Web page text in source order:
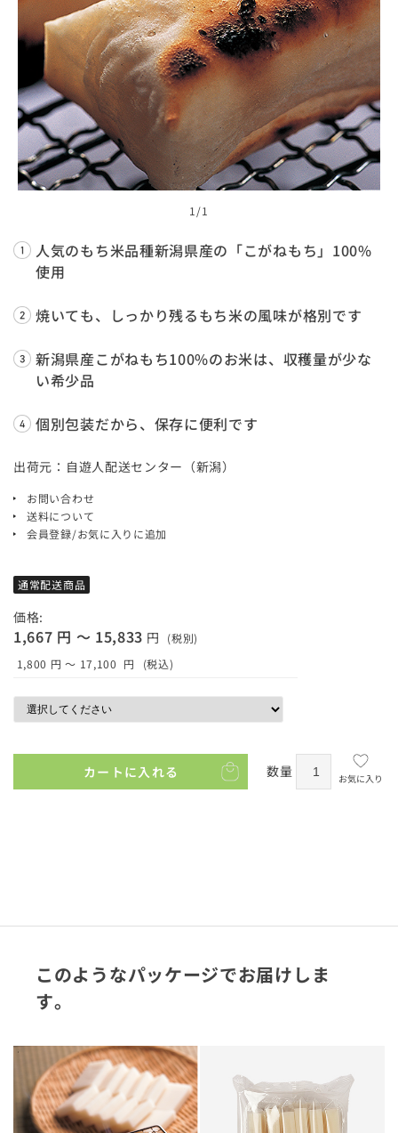
1 /1
人気のもち米品種新潟県産の「こがねもち」100%
使用
焼いても、しっかり残るもち米の風味が格別です
新潟県産こがねもち100%のお米は、収穫量が少な
い希少品
個別包装だから、保存に便利です
出荷元：自遊人配送センター（新潟）
お問い合わせ
送料について
会員登録/お気に入りに追加
通常配送商品
価格:
1,667 円 ～ 15,833 円
(税別)
1,800 円 ～ 17,100 円 (税込)
数量
カートに入れる お気に入り
このようなパッケージでお届けしま
す。